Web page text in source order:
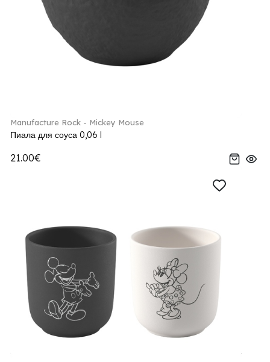
Manufacture Rock - Mickey Mouse
Пиала для соуса 0,06 l
21.00€